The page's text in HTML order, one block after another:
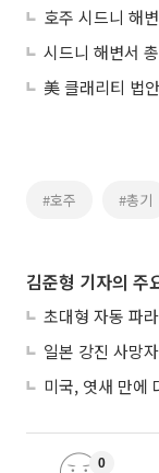
#호주 #총기
김준형 기자의 주
미국, 엿새 만에
0